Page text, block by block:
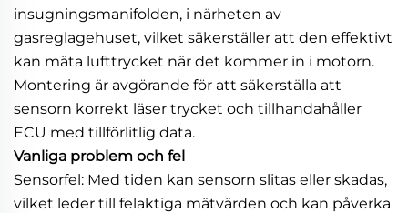
insugningsmanifolden, i närheten av
gasreglagehuset, vilket säkerställer att den effektivt
kan mäta lufttrycket när det kommer in i motorn.
Montering är avgörande för att säkerställa att
sensorn korrekt läser trycket och tillhandahåller
ECU med tillförlitlig data.
Vanliga problem och fel
Sensorfel: Med tiden kan sensorn slitas eller skadas,
vilket leder till felaktiga mätvärden och kan påverka